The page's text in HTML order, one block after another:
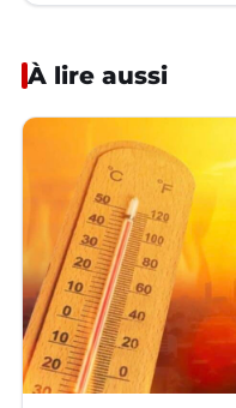
À lire aussi